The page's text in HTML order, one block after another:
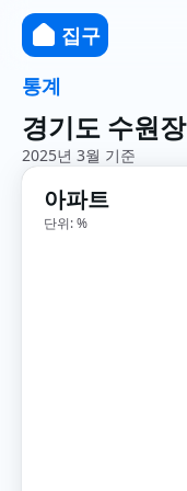
집구
통계
경기도 수원
2025년 3월 기준
아파트
단위: %